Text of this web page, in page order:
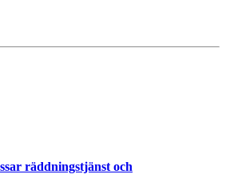
räddningstjänst och